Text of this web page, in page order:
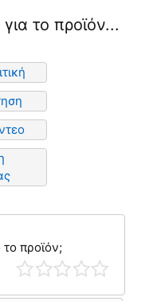
το προϊόν...
προϊόν;